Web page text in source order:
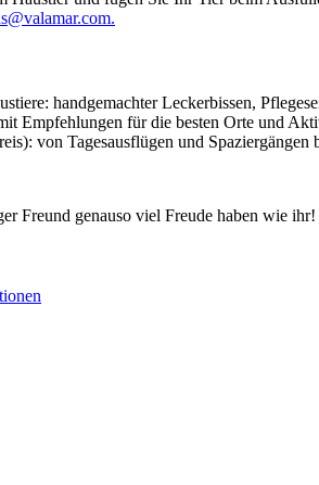
handgemachter Leckerbissen,
Empfehlungen für die besten Orte und
von Tagesausflügen und
Freund genauso viel Freude haben wie